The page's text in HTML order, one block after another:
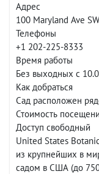
Адрес
100 Maryland Ave
Телефоны
+1 202-225-8333 ‎
Время работы
Без выходных с
Как добраться
Сад расположен
Стоимость
Доступ свободный
United States
из крупнейших в
садом в США (до